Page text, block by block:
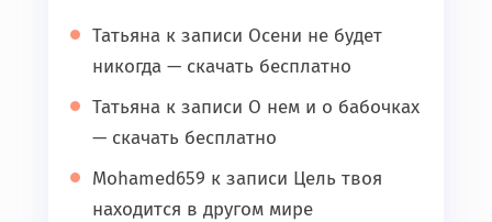
Татьяна к записи Осени не будет
никогда — скачать бесплатно
Татьяна к записи О нем и о бабочках
— скачать бесплатно
Mohamed659 к записи Цель твоя
находится в другом мире